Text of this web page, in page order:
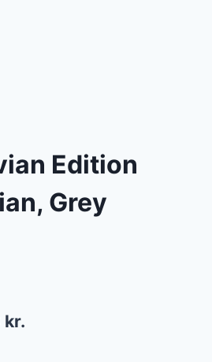
Edition
Grey
kr.